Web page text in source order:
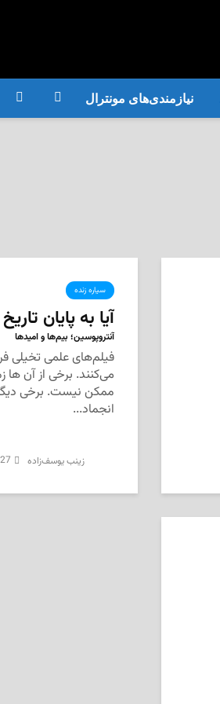
نیازمندی‌های مونترال
سیاره زنده
آیا به پایان
آنتروپوسین؛ بیم‌ها و امیدها
فیلم‌های علمی تخیلی
می­‌کنند. برخی از آن ها
ممکن نیست. برخی
انجماد...
‌ زینب یوسف‌زاده